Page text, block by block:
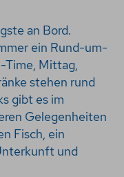
an Bord.
ein Rund-um-
Time, Mittag,
stehen rund
gibt es im
Gelegenheiten
Fisch, ein
und